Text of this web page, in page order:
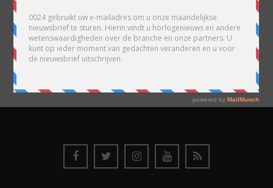
Hoofdredacteur en uitgever van 0024 Horloges. Een horlogeliefhebber en
ondernemer in hart en nieren, voor wie de liefde al decennia teruggaat. Voor
Wijnschenk is uitgeven levenslange passie, net als de oneindige interesse in
horloges.